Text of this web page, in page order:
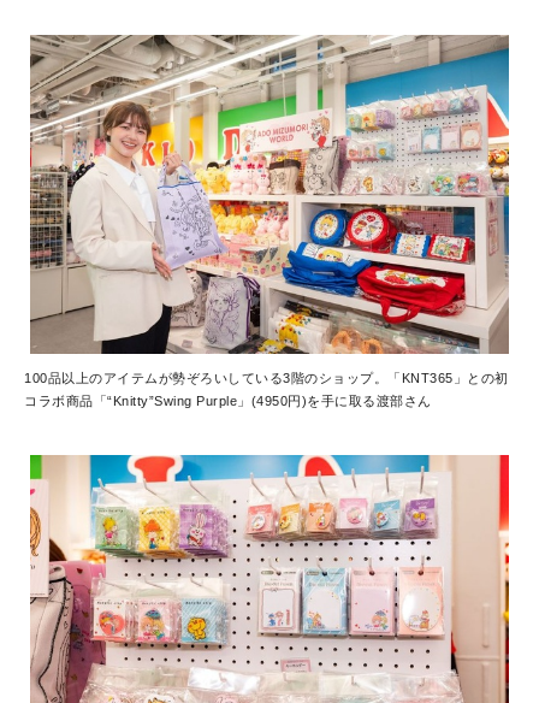
100品以上のアイテムが勢ぞろいしている3階のショップ。「KNT365」との初
コラボ商品「“Knitty”Swing Purple」(4950円)を手に取る渡部さん